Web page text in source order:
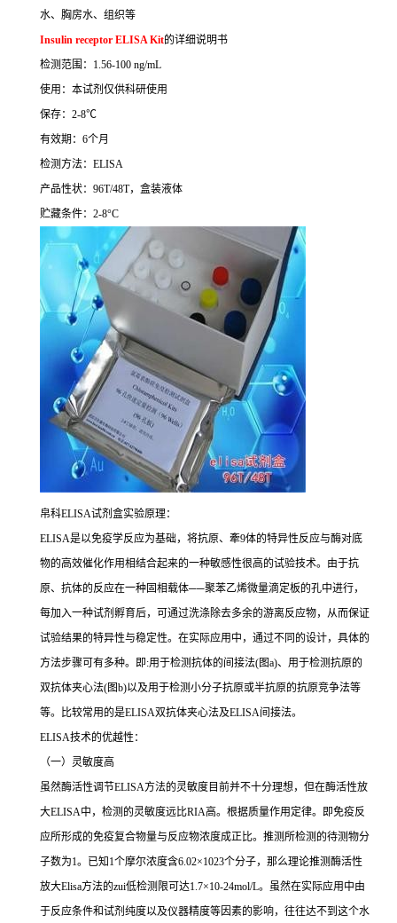
水、胸房水、组织等
Insulin receptor ELISA Kit的详细说明书
检测范围： 1.56-100 ng/mL
使用：本试剂仅供科研使用
保存： 2-8℃
有效期： 6个月
检测方法： ELISA
产品性状： 96T/48T，盒装液体
贮藏条件： 2-8°C
帛科ELISA试剂盒实验原理：
ELISA是以免疫学反应为基础，将抗原、牽9体的特异性反应与酶对底
物的高效催化作用相结合起来的一种敏感性很高的试验技术。由于抗
原、抗体的反应在一种固相载体──聚苯乙烯微量滴定板的孔中进行，
每加入一种试剂孵育后，可通过洗涤除去多余的游离反应物，从而保证
试验结果的特异性与稳定性。在实际应用中，通过不同的设计，具体的
方法步骤可有多种。即:用于检测抗体的间接法(图a)、用于检测抗原的
双抗体夹心法(图b)以及用于检测小分子抗原或半抗原的抗原竞争法等
等。比较常用的是ELISA双抗体夹心法及ELISA间接法。
ELISA技术的优越性：
（一）灵敏度高
虽然酶活性调节ELISA方法的灵敏度目前并不十分理想，但在酶活性放
大ELISA中，检测的灵敏度远比RIA高。根据质量作用定律。即免疫反
应所形成的免疫复合物量与反应物浓度成正比。推测所检测的待测物分
子数为1。已知 1个摩尔浓度含6.02×1023个分子，那么理论推测酶活性
放大Elisa方法的zui低检测限可达1.7×10-24mol/L。虽然在实际应用中由
于反应条件和试剂纯度以及仪器精度等因素的影响，往往达不到这个水